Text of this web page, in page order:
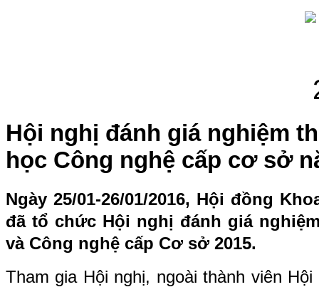
Hội nghị đánh giá nghiệm
học Công nghệ cấp cơ sở
Ngày 25/01-26/01/2016, Hội đồng
đã tổ chức Hội nghị đánh giá
và Công nghệ cấp Cơ sở 2015.
Tham gia Hội nghị, ngoài thành viên